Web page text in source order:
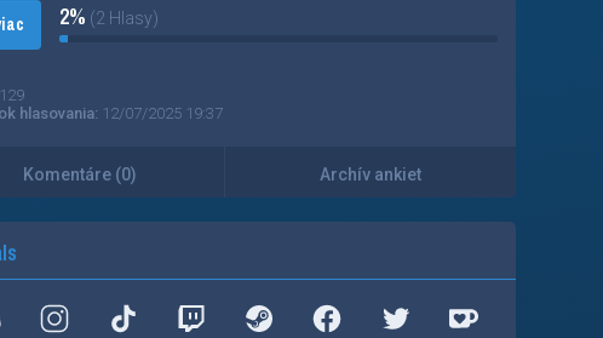
2% (2 Hlasy)
129
hlasovania: 12/07/2025 19:37
Komentáre (0) Archív ankiet